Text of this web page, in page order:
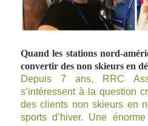
Quand les stations nord-
convertir des non skieurs en
Depuis 7 ans, RRC
s’intéressent à la question
des clients non skieurs en
sports d’hiver. Une